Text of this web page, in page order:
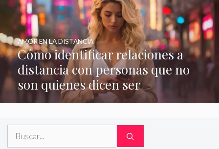
Cómo identificar relaciones a
distancia con personas que no
son quienes dicen ser
AMOR EN LA DISTANCIA
Buscar: